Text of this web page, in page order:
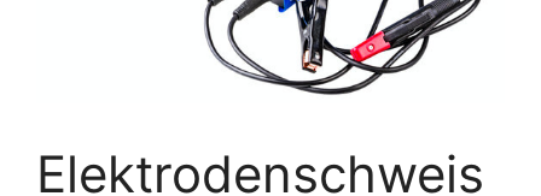
Elektrodenschweis